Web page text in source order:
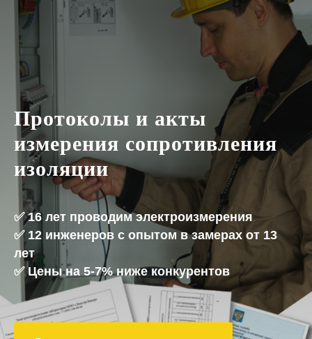
Протоколы и акты
измерения сопротивления
изоляции
✅ 16 лет проводим электроизмерения
✅ 12 инженеров с опытом в замерах от 13
лет
✅ Цены на 5-7% ниже конкурентов